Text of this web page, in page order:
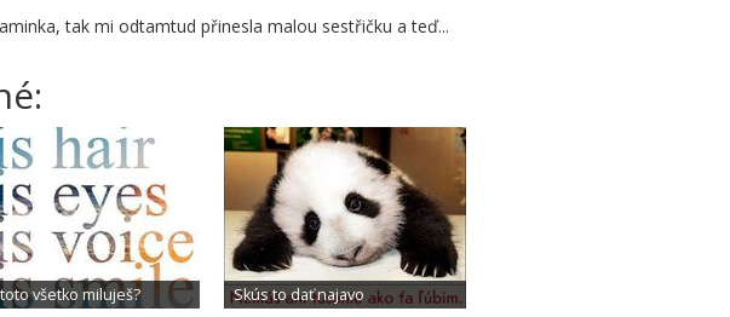
tak mi odtamtud přinesla malou sestřičku a teď...
toto všetko miluješ? Skús to dať najavo